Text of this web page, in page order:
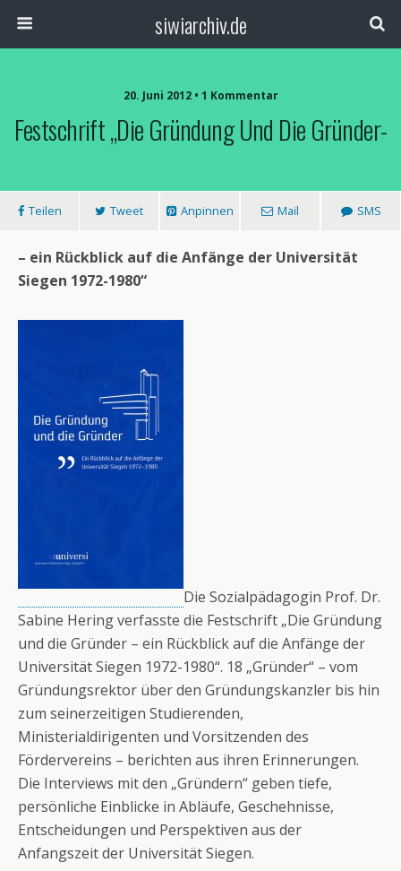
siwiarchiv.de
20. Juni 2012 • 1 Kommentar
Festschrift „Die Gründung Und Die Gründer-
Teilen Tweet Anpinnen Mail SMS
– ein Rückblick auf die Anfänge der Universität
Siegen 1972-1980“
Die Sozialpädagogin Prof. Dr.
Sabine Hering verfasste die Festschrift „Die Gründung
und die Gründer – ein Rückblick auf die Anfänge der
Universität Siegen 1972-1980“. 18 „Gründer“ – vom
Gründungsrektor über den Gründungskanzler bis hin
zum seinerzeitigen Studierenden,
Ministerialdirigenten und Vorsitzenden des
Fördervereins – berichten aus ihren Erinnerungen.
Die Interviews mit den „Gründern“ geben tiefe,
persönliche Einblicke in Abläufe, Geschehnisse,
Entscheidungen und Perspektiven aus der
Anfangszeit der Universität Siegen.